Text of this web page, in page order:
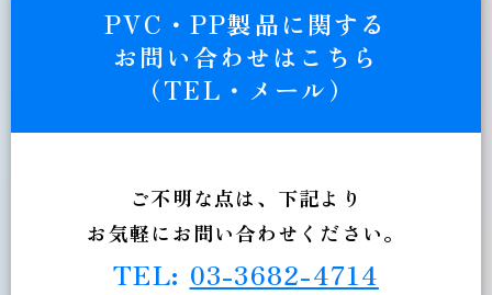
PVC・PP製品に関する
お問い合わせはこちら
（TEL・メール）
ご不明な点は、下記より
お気軽にお問い合わせください。
TEL: 03-3682-4714